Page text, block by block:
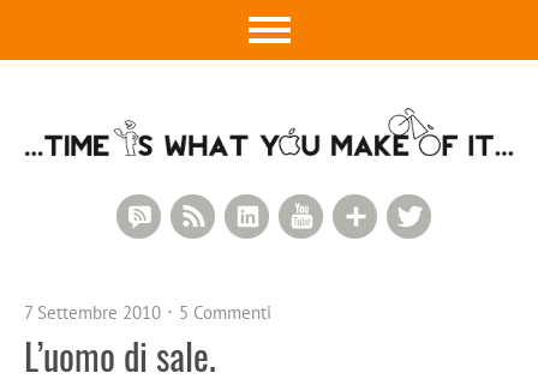
Google+
YouTube
LinkedIn
RSS Feed
RSS Comments
7 Settembre 2010 5 Commenti
L’uomo di sale.